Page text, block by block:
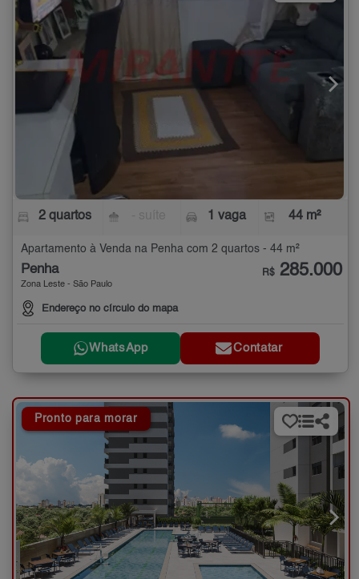
2 quartos 1 vaga 44 m²
Apartamento à Venda na Penha com 2 quartos - 44 m²
Penha
Zona Leste - São Paulo
Endereço no círculo do mapa
R$ 285.000
WhatsApp Contatar
Pronto para morar